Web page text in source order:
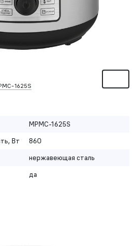
1625S
MPMC-1625S
Вт
860
нержавеющая сталь
да